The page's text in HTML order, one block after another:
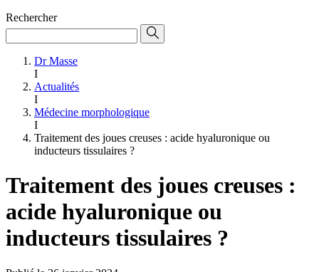
Rechercher
Dr Masse
I
Actualités
I
Médecine morphologique
I
Traitement des joues creuses : acide hyaluronique ou
inducteurs tissulaires ?
Traitement des joues creuses :
acide hyaluronique ou
inducteurs tissulaires ?